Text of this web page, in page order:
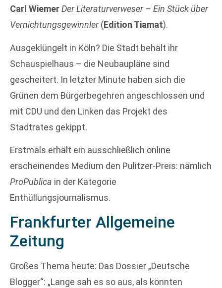
Carl WiemerDer Literaturverweser – Ein Stück über
Vernichtungsgewinnler(Edition Tiamat).
Ausgeklüngelt in Köln? Die Stadt behält ihr
Schauspielhaus – die Neubaupläne sind
gescheitert. In letzter Minute haben sich die
Grünen dem Bürgerbegehren angeschlossen und
mit CDU und den Linken das Projekt des
Stadtrates gekippt.
Erstmals erhält ein ausschließlich online
erscheinendes Medium den Pulitzer-Preis: nämlich
ProPublica in der Kategorie
Enthüllungsjournalismus.
Frankfurter Allgemeine
Zeitung
Großes Thema heute: Das Dossier „Deutsche
Blogger“: „Lange sah es so aus, als könnten